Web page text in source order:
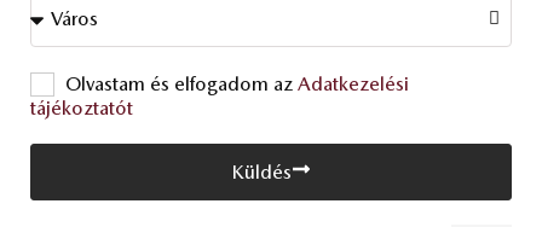
Olvastam és elfogadom az Adatkezelési
tájékoztatót
Küldés